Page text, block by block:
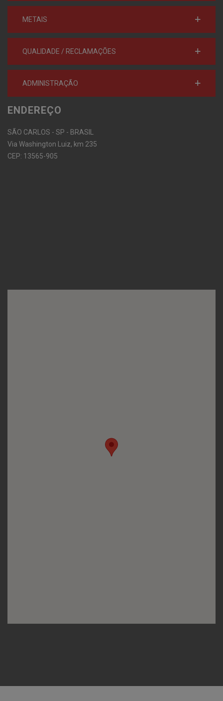
METAIS
QUALIDADE / RECLAMAÇÕES
ADMINISTRAÇÃO
ENDEREÇO
SÃO CARLOS - SP - BRASIL
Via Washington Luiz, km 235
CEP: 13565-905